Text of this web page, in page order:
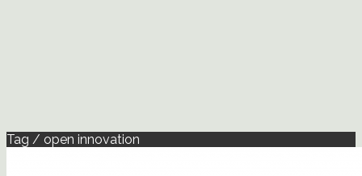
Tag / open innovation